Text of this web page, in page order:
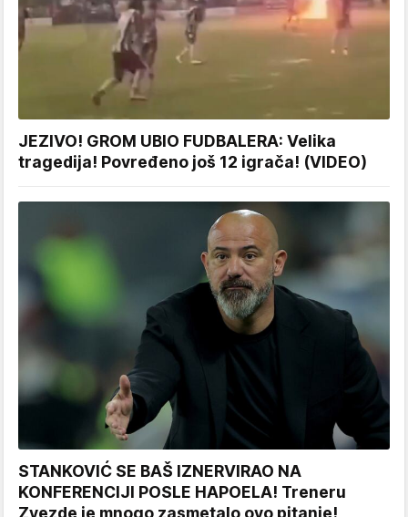
JEZIVO! GROM UBIO FUDBALERA: Velika
tragedija! Povređeno još 12 igrača! (VIDEO)
STANKOVIĆ SE BAŠ IZNERVIRAO NA
KONFERENCIJI POSLE HAPOELA! Treneru
Zvezde je mnogo zasmetalo ovo pitanje!